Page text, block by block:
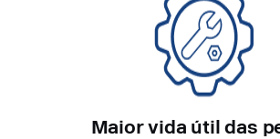
Maior vida útil das